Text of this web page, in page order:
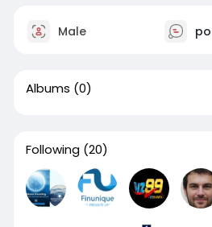
Male
Albums (0)
Following (20)